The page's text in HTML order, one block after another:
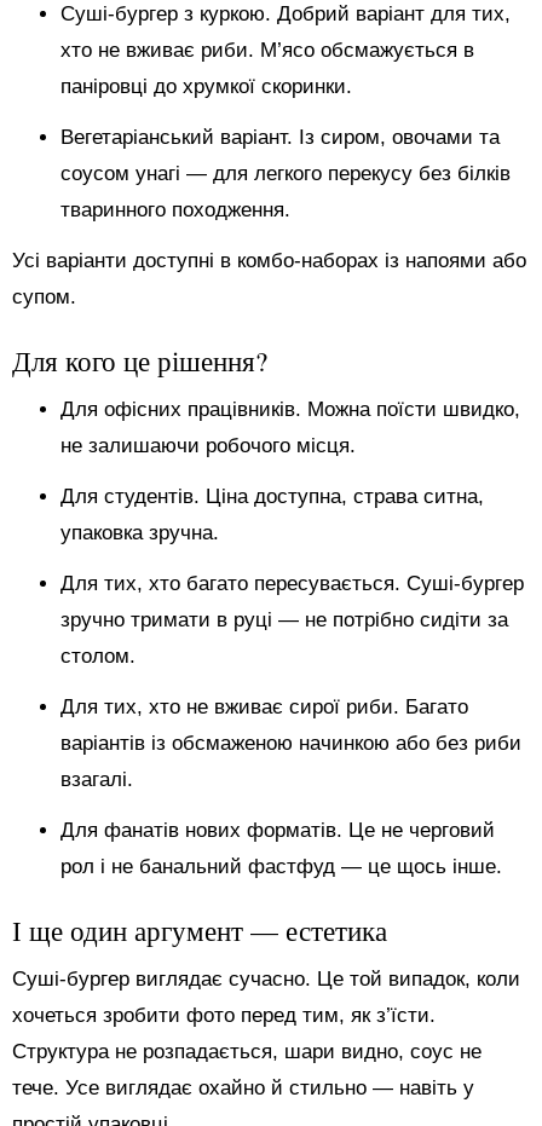
Суші-бургер з куркою. Добрий варіант для тих,
хто не вживає риби. М’ясо обсмажується в
паніровці до хрумкої скоринки.
Вегетаріанський варіант. Із сиром, овочами та
соусом унагі — для легкого перекусу без білків
тваринного походження.
Усі варіанти доступні в комбо-наборах із напоями або
супом.
Для кого це рішення?
Для офісних працівників. Можна поїсти швидко,
не залишаючи робочого місця.
Для студентів. Ціна доступна, страва ситна,
упаковка зручна.
Для тих, хто багато пересувається. Суші-бургер
зручно тримати в руці — не потрібно сидіти за
столом.
Для тих, хто не вживає сирої риби. Багато
варіантів із обсмаженою начинкою або без риби
взагалі.
Для фанатів нових форматів. Це не черговий
рол і не банальний фастфуд — це щось інше.
І ще один аргумент — естетика
Суші-бургер виглядає сучасно. Це той випадок, коли
хочеться зробити фото перед тим, як з’їсти.
Структура не розпадається, шари видно, соус не
тече. Усе виглядає охайно й стильно — навіть у